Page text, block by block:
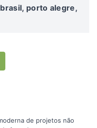
porto alegre,
de projetos não